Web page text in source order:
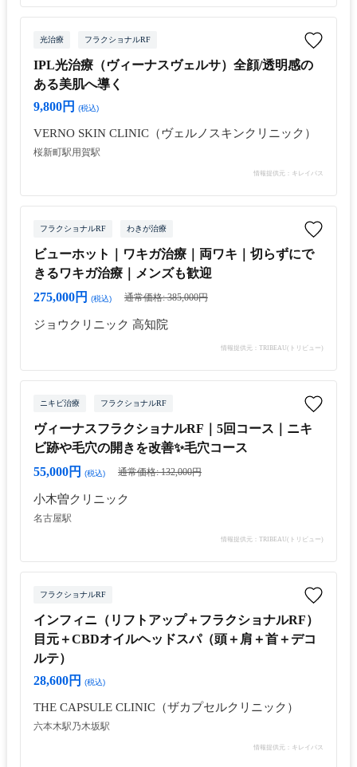
光治療 フラクショナルRF
IPL光治療（ヴィーナスヴェルサ）全顔/透明感の
ある美肌へ導く
9,800円
(税込)
VERNO SKIN CLINIC（ヴェルノスキンクリニック）
桜新町駅用賀駅
情報提供元：キレイパス
フラクショナルRF わきが治療
ビューホット｜ワキガ治療｜両ワキ｜切らずにで
きるワキガ治療｜メンズも歓迎
275,000円
(税込) 通常価格: 385,000円
ジョウクリニック 高知院
情報提供元：TRIBEAU(トリビュー)
ニキビ治療 フラクショナルRF
ヴィーナスフラクショナルRF｜5回コース｜ニキ
ビ跡や毛穴の開きを改善✨毛穴コース
55,000円
(税込) 通常価格: 132,000円
小木曽クリニック
名古屋駅
情報提供元：TRIBEAU(トリビュー)
フラクショナルRF
インフィニ（リフトアップ＋フラクショナルRF）
目元＋CBDオイルヘッドスパ（頭＋肩＋首＋デコ
ルテ）
28,600円
(税込)
THE CAPSULE CLINIC（ザカプセルクリニック）
六本木駅 乃木坂駅
情報提供元：キレイパス